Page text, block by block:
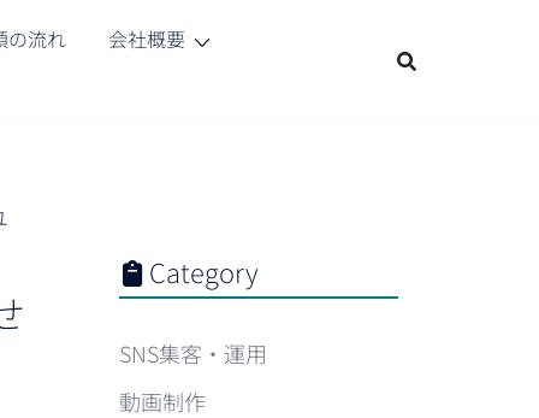
の流れ 会社概要
Category
SNS集客・運用
動画制作